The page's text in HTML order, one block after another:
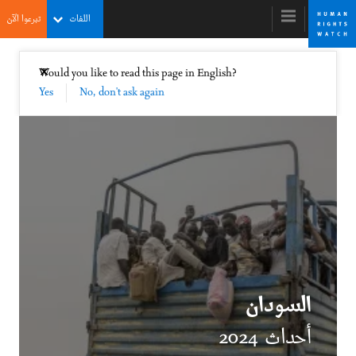
Skip
cookie
Skip
main
اللغات تبرعوا الآن
Would you like to read this page in English?
Yes
No, don't ask again
✕إغلاق
السودان
أحداث 2024